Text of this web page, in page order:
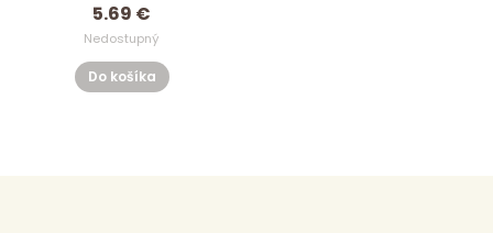
5.69 €
Nedostupný
Do košíka